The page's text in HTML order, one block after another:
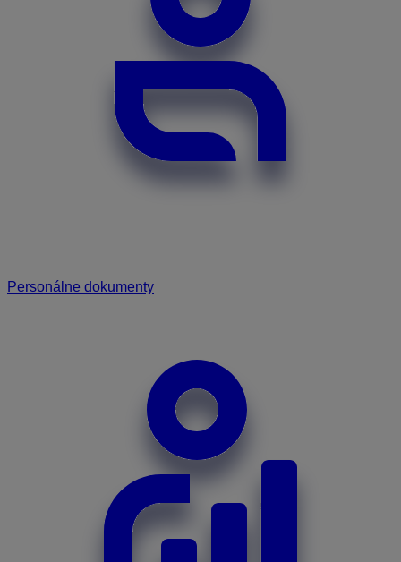
Personálne dokumenty